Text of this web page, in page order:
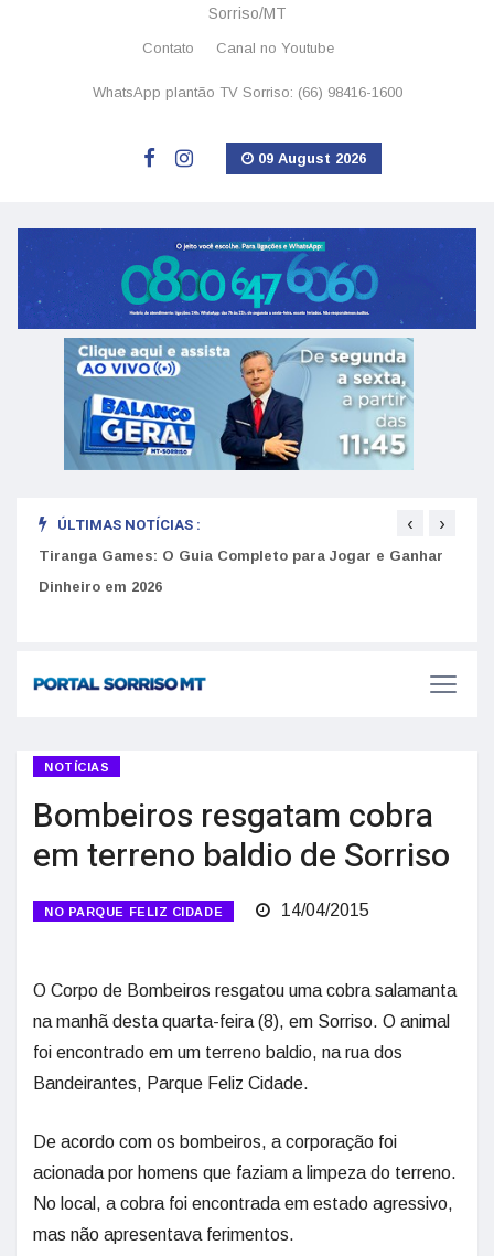
Sorriso/MT
Contato Canal no Youtube
WhatsApp plantão TV Sorriso: (66) 98416-1600
09 August 2026
ÚLTIMAS NOTÍCIAS :
Tiranga Games: O Guia Completo para Jogar e Ganhar
Dinheiro em 2026
‹ ›
NOTÍCIAS
Bombeiros resgatam cobra
em terreno baldio de Sorriso
NO PARQUE FELIZ CIDADE 14/04/2015
O Corpo de Bombeiros resgatou uma cobra salamanta
na manhã desta quarta-feira (8), em Sorriso. O animal
foi encontrado em um terreno baldio, na rua dos
Bandeirantes, Parque Feliz Cidade.
De acordo com os bombeiros, a corporação foi
acionada por homens que faziam a limpeza do terreno.
No local, a cobra foi encontrada em estado agressivo,
mas não apresentava ferimentos.